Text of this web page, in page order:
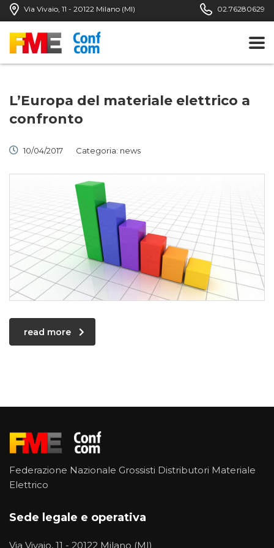
Via Vivaio, 11 - 20122 Milano (MI) 02.76280629
L’Europa del materiale elettrico a
confronto
10/04/2017 Categoria: news
read more
Federazione Nazionale Grossisti Distributori Materiale
Elettrico
Sede legale e operativa
Via Vivaio, 11 - 20122 Milano (MI)